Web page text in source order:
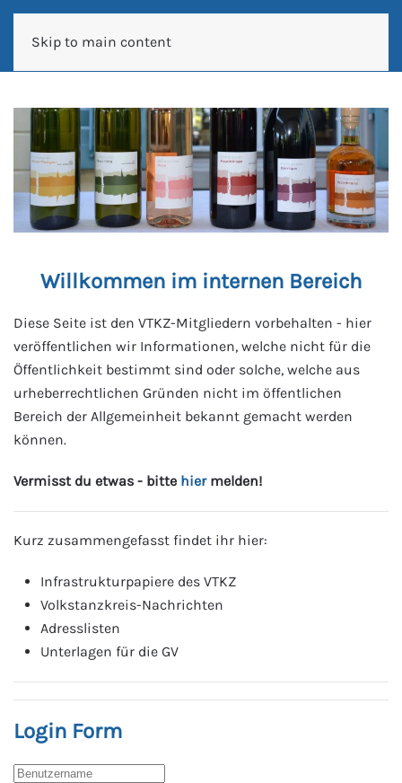
Skip to main content
Willkommen im internen Bereich
Diese Seite ist den VTKZ-Mitgliedern vorbehalten - hier
veröffentlichen wir Informationen, welche nicht für die
Öffentlichkeit bestimmt sind oder solche, welche aus
urheberrechtlichen Gründen nicht im öffentlichen
Bereich der Allgemeinheit bekannt gemacht werden
können.
Vermisst du etwas - bitte hier melden!
Kurz zusammengefasst findet ihr hier:
Infrastrukturpapiere des VTKZ
Volkstanzkreis-Nachrichten
Adresslisten
Unterlagen für die GV
Login Form